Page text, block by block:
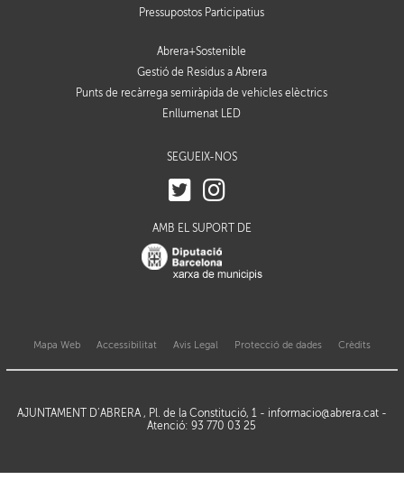
Pressupostos Participatius
Abrera+Sostenible
Gestió de Residus a Abrera
Punts de recàrrega semiràpida de vehicles elèctrics
Enllumenat LED
SEGUEIX-NOS
AMB EL SUPORT DE
Mapa Web Accessibilitat Avis Legal Protecció de dades Crèdits
AJUNTAMENT D’ABRERA , Pl. de la Constitució, 1 - informacio@abrera.cat-
Atenció: 93 770 03 25